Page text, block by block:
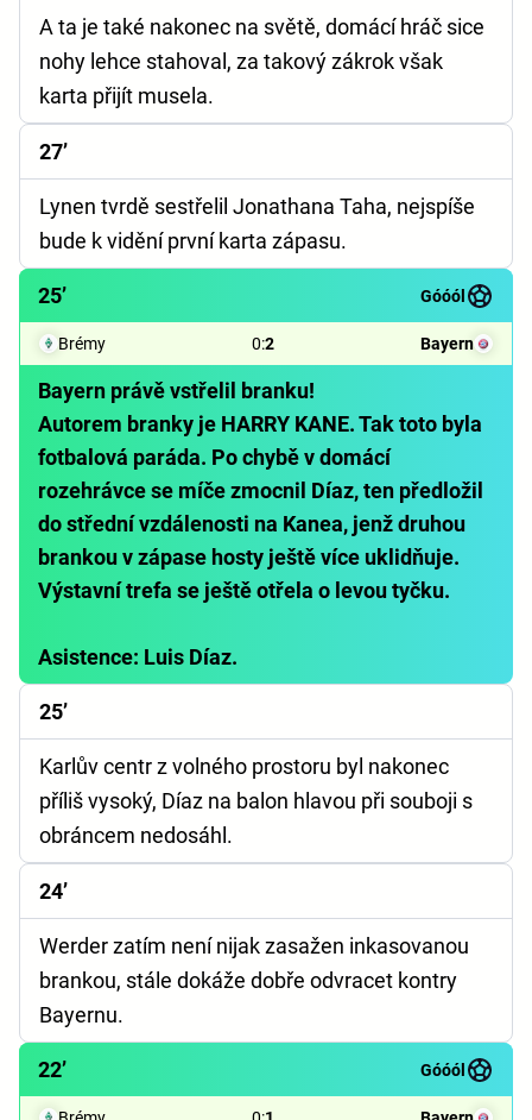
A ta je také nakonec na světě, domácí hráč sice
nohy lehce stahoval, za takový zákrok však
karta přijít musela.
27’
Lynen tvrdě sestřelil Jonathana Taha, nejspíše
bude k vidění první karta zápasu.
25’ Góóól
Brémy 0:2 Bayern
Bayern právě vstřelil branku!
Autorem branky je HARRY KANE. Tak toto byla
fotbalová paráda. Po chybě v domácí
rozehrávce se míče zmocnil Díaz, ten předložil
do střední vzdálenosti na Kanea, jenž druhou
brankou v zápase hosty ještě více uklidňuje.
Výstavní trefa se ještě otřela o levou tyčku.
Asistence: Luis Díaz.
25’
Karlův centr z volného prostoru byl nakonec
příliš vysoký, Díaz na balon hlavou při souboji s
obráncem nedosáhl.
24’
Werder zatím není nijak zasažen inkasovanou
brankou, stále dokáže dobře odvracet kontry
Bayernu.
22’ Góóól